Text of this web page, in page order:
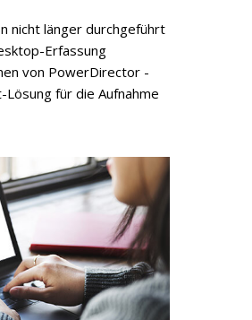
nicht länger durchgeführt
Erfassung
von PowerDirector -
für die Aufnahme